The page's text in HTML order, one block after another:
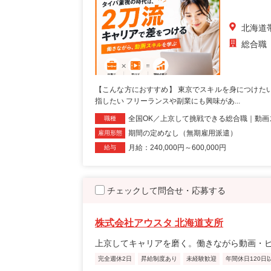
北海道
総合職
【こんな方におすすめ】 東京でスキルを身につけ
指したい フリーランスや副業にも興味があ...
職種 全国OK／上京して挑戦できる総合職｜動
雇用形態 期間の定めなし（無期雇用派遣）
給与 月給：240,000円～600,000円
チェックして問合せ・応募する
株式会社アウスタ 北海道支所
上京してキャリアを磨く。働きながら動画
完全週休2日 昇給制度あり 未経験歓迎 年間休日120日